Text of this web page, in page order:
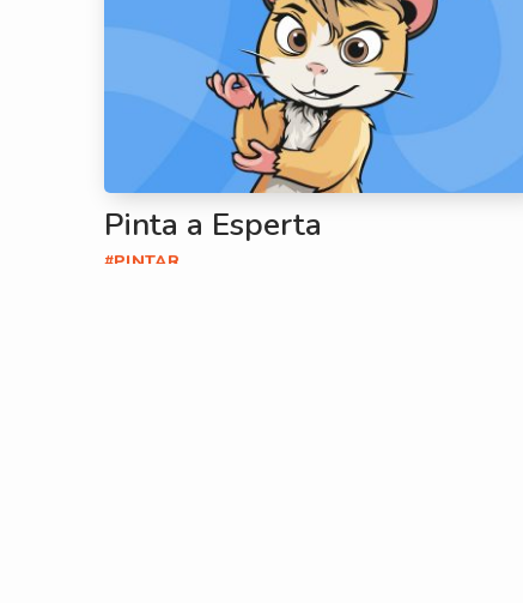
Pinta a Esperta
#PINTAR